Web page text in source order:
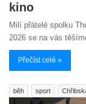
kino
Milí přátelé spolku
2026 se na vás
Přečíst celé »
běh sport